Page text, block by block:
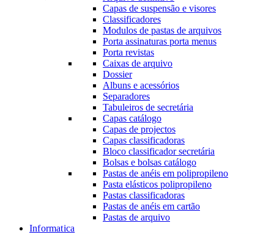
Capas de suspensão e visores
Classificadores
Modulos de pastas de arquivos
Porta assinaturas porta menus
Porta revistas
Caixas de arquivo
Dossier
Albuns e acessórios
Separadores
Tabuleiros de secretária
Capas catálogo
Capas de projectos
Capas classificadoras
Bloco classificador secretária
Bolsas e bolsas catálogo
Pastas de anéis em polipropileno
Pasta elásticos polipropileno
Pastas classificadoras
Pastas de anéis em cartão
Pastas de arquivo
Informatica